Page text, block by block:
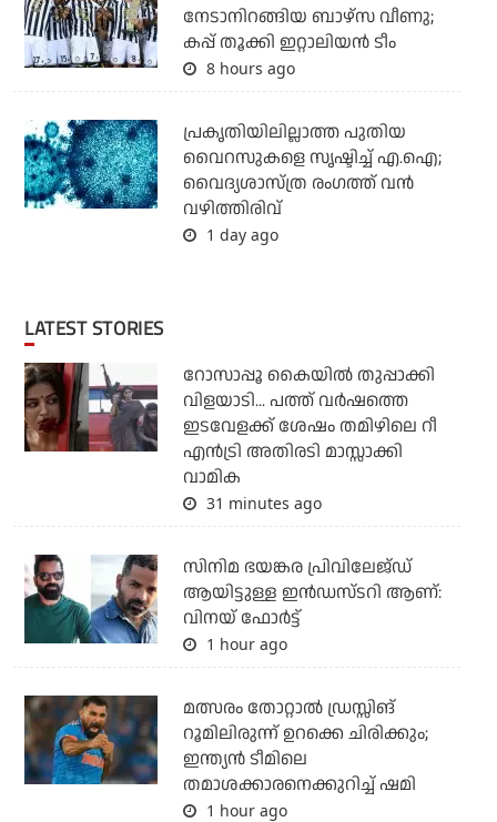
നേടാനിറങ്ങിയ ബാഴ്സ വീണു;
കപ്പ് തൂക്കി ഇറ്റാലിയൻ ടീം
8 hours ago
പ്രകൃതിയിലില്ലാത്ത പുതിയ
വൈറസുകളെ സൃഷ്ടിച്ച് എ.ഐ;
വൈദ്യശാസ്ത്ര രംഗത്ത് വന്‍
വഴിത്തിരിവ്
1 day ago
LATEST STORIES
റോസാപ്പൂ കൈയില്‍ തുപ്പാക്കി
വിളയാടി... പത്ത് വര്‍ഷത്തെ
ഇടവേളക്ക് ശേഷം തമിഴിലെ റീ
എന്‍ട്രി അതിരടി മാസ്സാക്കി
വാമിക
31 minutes ago
സിനിമ ഭയങ്കര പ്രിവിലേജ്ഡ്
ആയിട്ടുള്ള ഇൻഡസ്ടറി ആണ്:
വിനയ് ഫോർട്ട്
1 hour ago
മത്സരം തോറ്റാല്‍ ഡ്രസ്സിങ്
റൂമിലിരുന്ന് ഉറക്കെ ചിരിക്കും;
ഇന്ത്യന്‍ ടീമിലെ
തമാശക്കാരനെക്കുറിച്ച് ഷമി
1 hour ago